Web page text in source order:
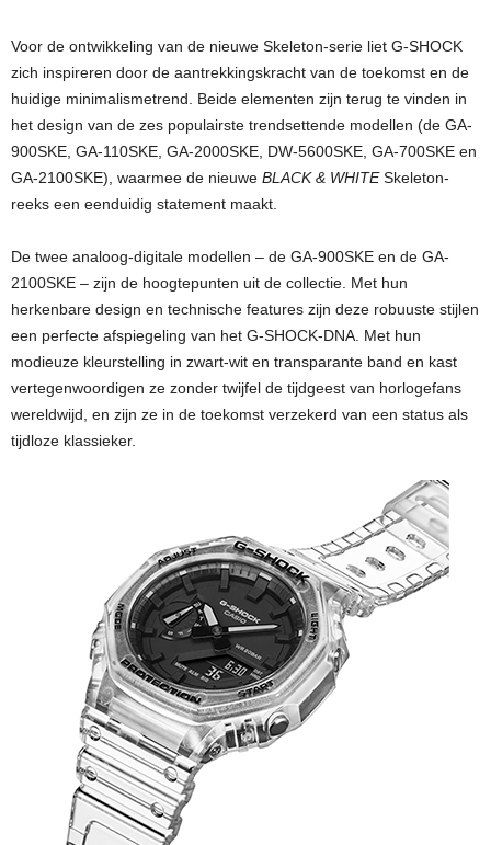
Voor de ontwikkeling van de nieuwe Skeleton-serie liet G-SHOCK
zich inspireren door de aantrekkingskracht van de toekomst en de
huidige minimalismetrend. Beide elementen zijn terug te vinden in
het design van de zes populairste trendsettende modellen (de GA-
900SKE, GA-110SKE, GA-2000SKE, DW-5600SKE, GA-700SKE en
GA-2100SKE), waarmee de nieuwe BLACK & WHITESkeleton-
reeks een eenduidig statement maakt.
De twee analoog-digitale modellen – de GA-900SKE en de GA-
2100SKE – zijn de hoogtepunten uit de collectie. Met hun
herkenbare design en technische features zijn deze robuuste stijlen
een perfecte afspiegeling van het G-SHOCK-DNA. Met hun
modieuze kleurstelling in zwart-wit en transparante band en kast
vertegenwoordigen ze zonder twijfel de tijdgeest van horlogefans
wereldwijd, en zijn ze in de toekomst verzekerd van een status als
tijdloze klassieker.